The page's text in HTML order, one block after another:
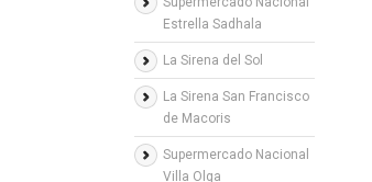
Estrella Sadhala
La Sirena del Sol
La Sirena San Francisco
de Macoris
Supermercado Nacional
Villa Olga